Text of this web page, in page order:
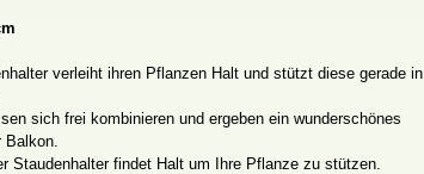
verleiht ihren Pflanzen Halt und stützt diese gerade in
sich frei kombinieren und ergeben ein wunderschönes
Balkon.
Staudenhalter findet Halt um Ihre Pflanze zu stützen.